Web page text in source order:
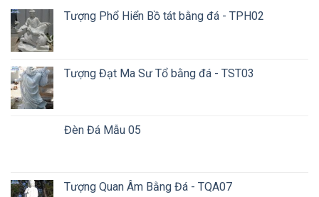
Tượng Phổ Hiển Bồ tát bằng đá - TPH02
Tượng Đạt Ma Sư Tổ bằng đá - TST03
Đèn Đá Mẫu 05
Tượng Quan Âm Bằng Đá - TQA07